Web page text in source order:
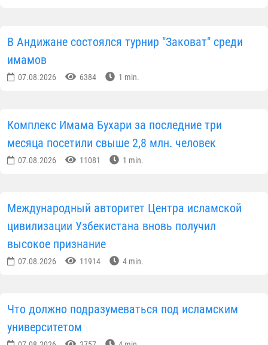
В Андижане состоялся турнир "Заковат" среди
имамов
07.08.2026 6384 1 min.
Комплекс Имама Бухари за последние три
месяца посетили свыше 2,8 млн. человек
07.08.2026 11081 1 min.
Международный авторитет Центра исламской
цивилизации Узбекистана вновь получил
высокое признание
07.08.2026 11914 4 min.
Что должно подразумеваться под исламским
университетом